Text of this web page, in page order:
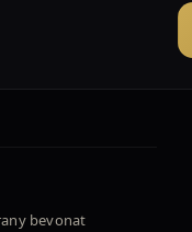
bevonat